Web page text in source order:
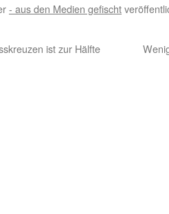
- aus den Medien gefischt
ist zur Hälfte